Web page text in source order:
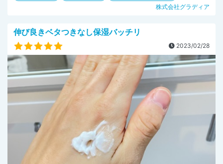
株式会社グラディア
伸び良きベタつきなし保湿バッチリ
2023/02/28